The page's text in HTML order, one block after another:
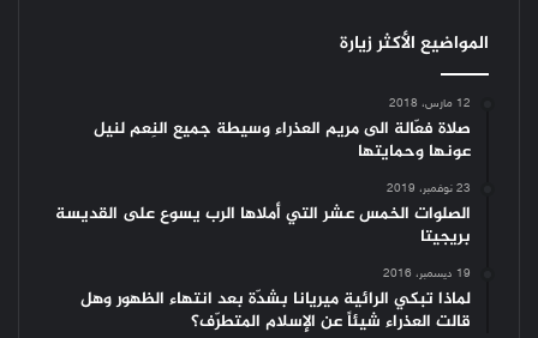
المواضيع الأكثر زيارة
12 مارس، 2018
صلاة فعّالة الى مريم العذراء وسيطة جميع النِعم لنيل
عونها وحمايتها
23 نوفمبر، 2019
الصلوات الخمس عشر التي أملاها الرب يسوع على القديسة
بريجيتا
19 ديسمبر، 2016
لماذا تبكي الرائية ميريانا بشدّة بعد انتهاء الظهور وهل
قالت العذراء شيئاً عن الإسلام المتطرّف؟